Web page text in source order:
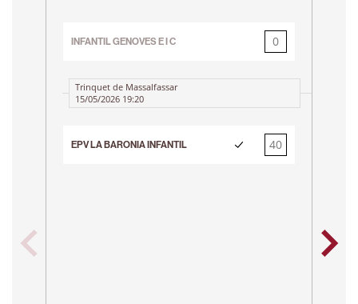
INFANTIL GENOVES E I C
0
40
EPV LA BARONIA INFANTIL
40
0
Trinquet de Massalfassar
15/05/2026 19:20